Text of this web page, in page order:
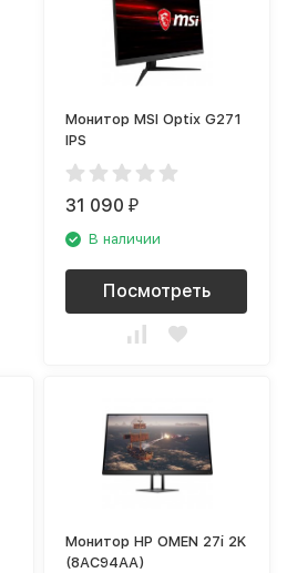
Монитор MSI Optix G271
IPS
31 090₽
В наличии
Посмотреть
Монитор HP OMEN 27i 2K
(8AC94AA)